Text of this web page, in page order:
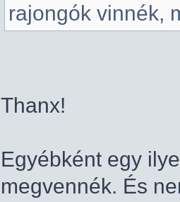
rajongók vinnék,
Thanx!
Egyébként egy
megvennék. És